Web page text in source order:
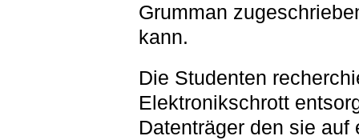
Grumman
kann.
Die Studenten
Elektronikschrott
Datenträger den sie auf